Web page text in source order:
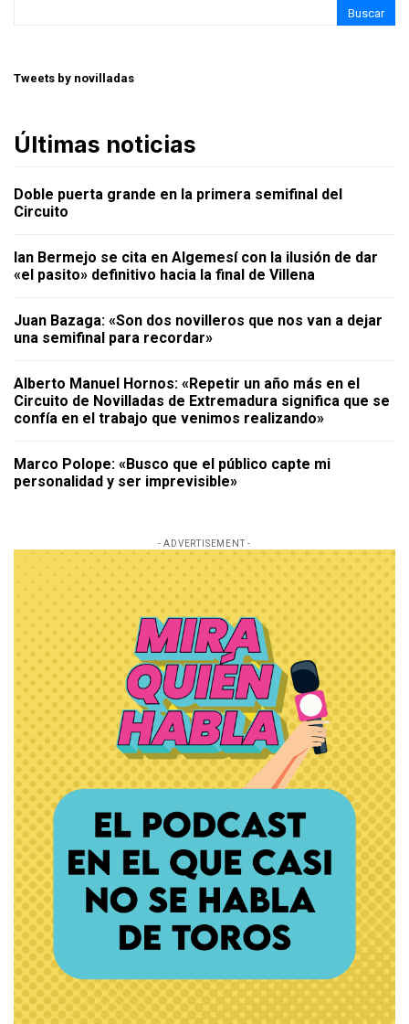
Buscar
Tweets by novilladas
Últimas noticias
Doble puerta grande en la primera semifinal del
Circuito
Ian Bermejo se cita en Algemesí con la ilusión de dar
«el pasito» definitivo hacia la final de Villena
Juan Bazaga: «Son dos novilleros que nos van a dejar
una semifinal para recordar»
Alberto Manuel Hornos: «Repetir un año más en el
Circuito de Novilladas de Extremadura significa que se
confía en el trabajo que venimos realizando»
Marco Polope: «Busco que el público capte mi
personalidad y ser imprevisible»
- ADVERTISEMENT -